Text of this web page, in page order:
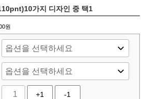
가지 디자인 중 택1
원
+1 -1